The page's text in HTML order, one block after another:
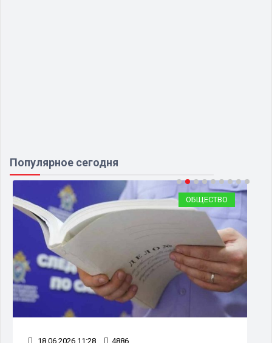
Популярное сегодня
ОБЩЕСТВО
18.06.2026 11:28 4886